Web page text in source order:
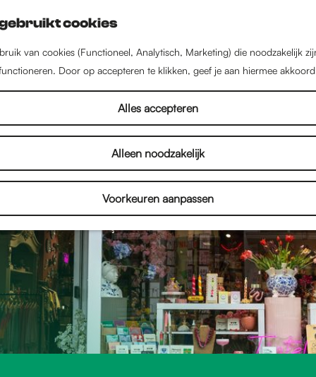
cookies
van cookies (Functioneel, Analytisch, Marketing) die noodzakelijk
Door op accepteren te klikken, geef je aan hiermee
Alles accepteren
Alleen noodzakelijk
Voorkeuren aanpassen